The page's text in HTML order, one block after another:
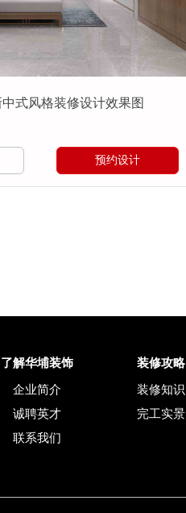
式风格装修设计效果图
预约设计
了解华埔装饰
企业简介
诚聘英才
联系我们
装修攻略
装修知识
完工实景